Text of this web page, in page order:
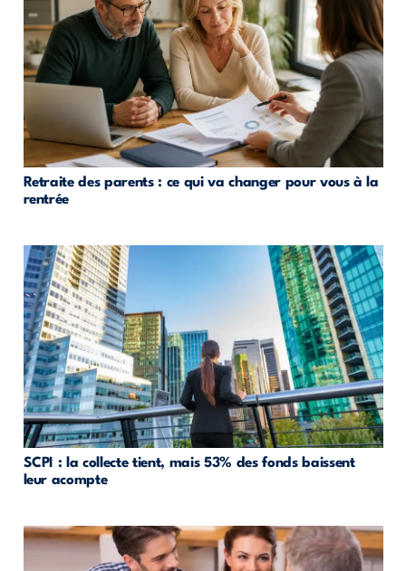
Retraite des parents : ce qui va changer pour vous à la
rentrée
SCPI : la collecte tient, mais 53% des fonds baissent
leur acompte